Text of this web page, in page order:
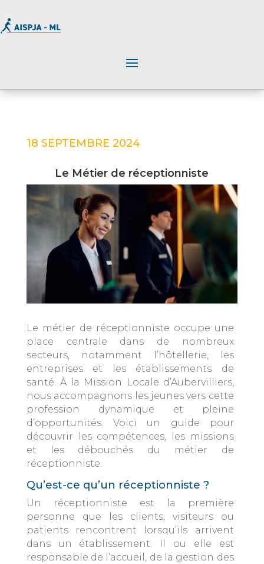
18 SEPTEMBRE 2024
Le Métier de réceptionniste
Le métier de réceptionniste occupe une
place centrale dans de nombreux
secteurs, notamment l’hôtellerie, les
entreprises et les établissements de
santé. À la Mission Locale d’Aubervilliers,
nous accompagnons les jeunes vers cette
profession dynamique et pleine
d’opportunités. Voici un guide pour
découvrir les compétences, les missions
et les débouchés du métier de
réceptionniste.
Qu’est-ce qu’un réceptionniste ?
Un réceptionniste est la première
personne que les clients, visiteurs ou
patients rencontrent lorsqu’ils arrivent
dans un établissement. Il ou elle est
responsable de l’accueil, de la gestion des